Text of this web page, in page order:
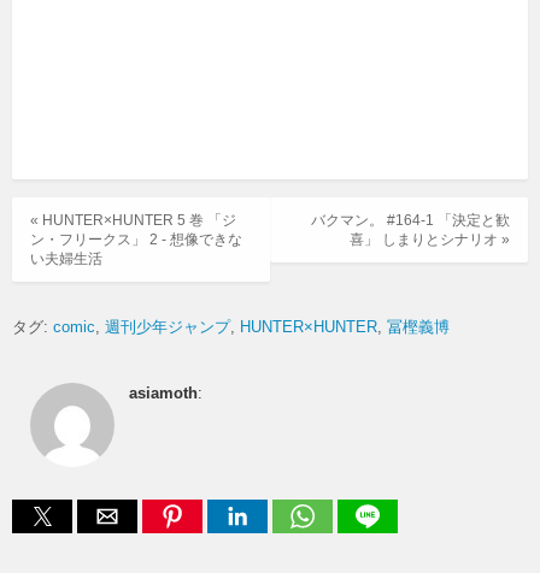
バクマン。 #164-1 「決定と歓
喜」 しまりとシナリオ »
« HUNTER×HUNTER 5 巻 「ジ
ン・フリークス」 2 - 想像できな
い夫婦生活
タグ: comic 週刊少年ジャンプ HUNTER×HUNTER 冨樫義博
asiamoth: